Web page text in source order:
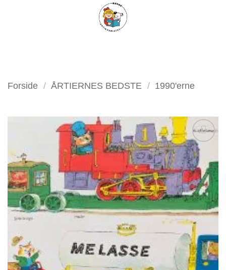
FILTER
Forside / ÅRTIERNES BEDSTE / 1990'erne
Tilføj
som
favorit